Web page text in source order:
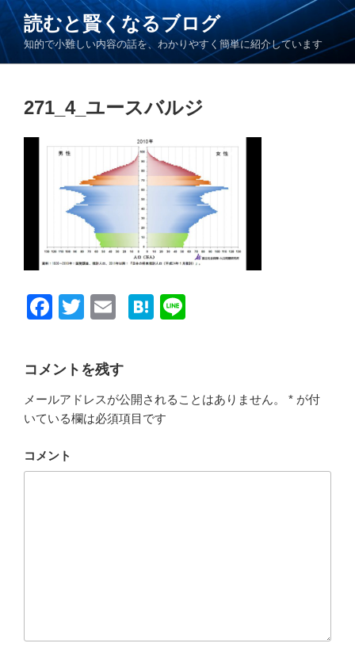
コ
テ
ン
読むと賢くなるブログ
知的で小難しい内容の話を、わかりやすく簡単に紹介しています
271_4_ユースバルジ
F
c
e
b
o
o
T
tt
er
ail
H
a
コメントを残す
メールアドレスが公開されることはありません。 * が付
いている欄は必須項目です
コメント